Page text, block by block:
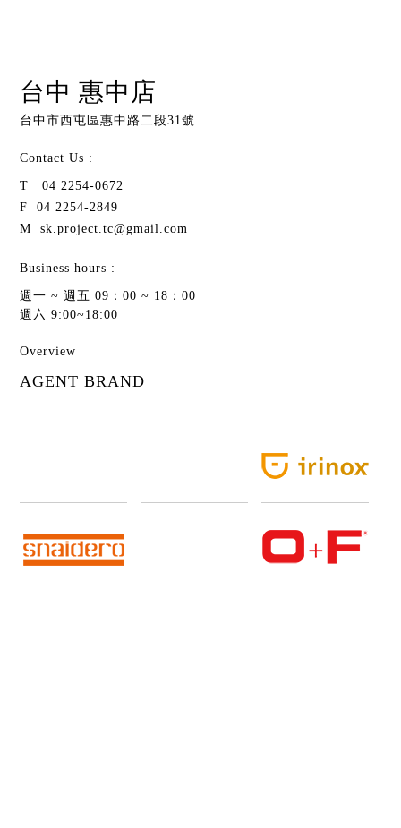
台中 惠中店
台中市西屯區惠中路二段31號
Contact Us :
04 2254-0672
04 2254-2849
sk.project.tc@gmail.com
Business hours :
週一 ~ 週五 09：00 ~ 18：00
週六 9:00~18:00
Overview
AGENT BRAND